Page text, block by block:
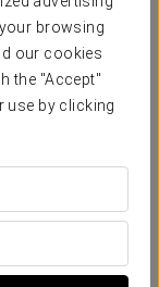
browsing
our cookies
the "Accept"
use by clicking
и дух
дизайном эти
комфорта в
тона,
идеальную
или